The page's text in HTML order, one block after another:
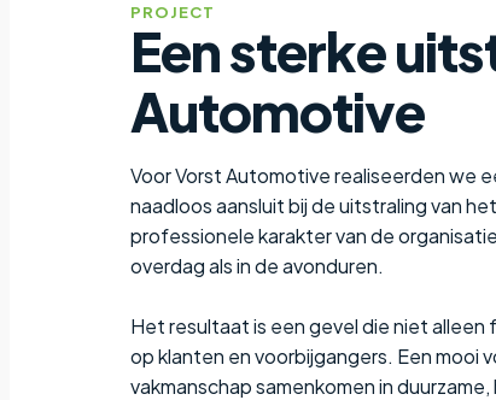
PROJECT
Een sterke
Automotive
Voor Vorst Automotive realiseerden we
naadloos aansluit bij de uitstraling van
professionele karakter van de
overdag als in de avonduren.
Het resultaat is een gevel die niet alleen
op klanten en voorbijgangers. Een mooi
vakmanschap samenkomen in